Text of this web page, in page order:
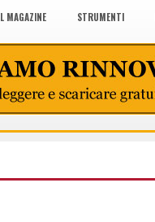
MAGAZINE STRUMENTI